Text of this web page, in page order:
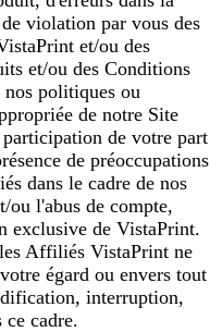
violation par vous des
et/ou des
et/ou des Conditions
nos politiques ou
de notre Site
de votre part
de préoccupations
dans le cadre de nos
ou l'abus de compte,
exclusive de VistaPrint.
Affiliés VistaPrint ne
égard ou envers tout
interruption,
ce cadre.